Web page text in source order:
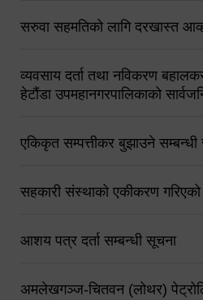
सरुवा सहमतिको लागि दरखास्त
व्यवसाय दर्ता तथा नविकरण
हेटौंडा उपमहानगरपालिकाको
एकिकृत सम्पत्तीकर बुझाउने सम्बन्धी
सहकारी संस्थाको एकीकरण
आशय पत्र दर्ता सम्बन्धी सूचना
अमलेखगञ्ज-चितवन (लोथर)